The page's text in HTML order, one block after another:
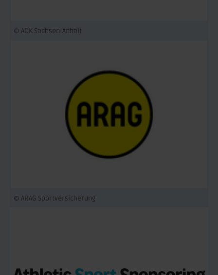
© AOK Sachsen-Anhalt
© ARAG Sportversicherung